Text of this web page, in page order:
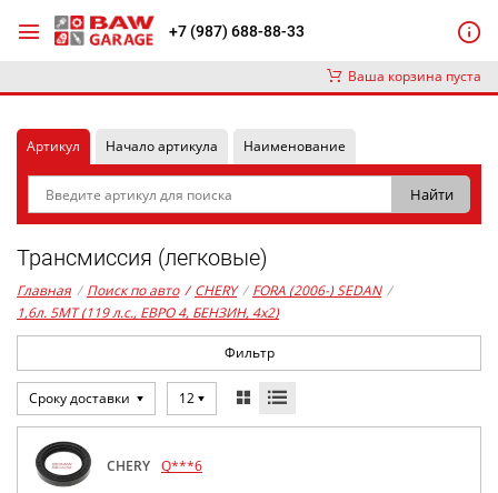
+7 (987) 688-88-33
Ваша корзина пуста
Артикул Начало артикула Наименование
Трансмиссия (легковые)
Главная / Поиск по авто / CHERY / FORA (2006-) SEDAN /
1,6л. 5MT (119 л.с., ЕВРО 4, БЕНЗИН, 4x2)
Фильтр
Сроку доставки 12
CHERY Q***6